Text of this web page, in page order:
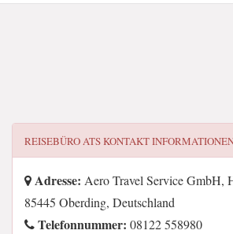
REISEBÜRO ATSKONTAKT
Adresse: Aero Travel Service GmbH,
85445 Oberding, Deutschland
Telefonnummer: 08122 558980